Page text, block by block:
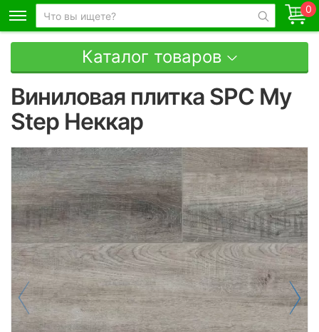
0
Каталог товаров
Виниловая плитка SPC My
Step Неккар